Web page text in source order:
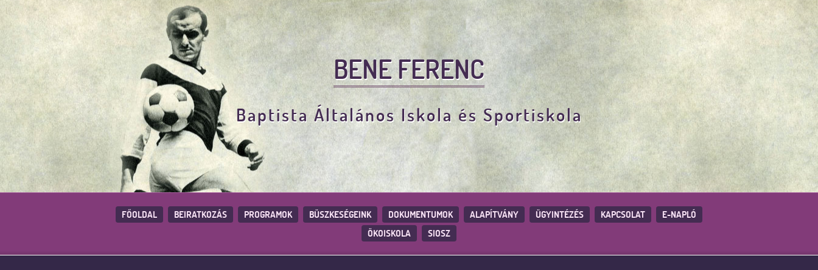
BENE FERENC
Baptista Általános Iskola és Sportiskola
FŐOLDAL BEIRATKOZÁS PROGRAMOK BÜSZKESÉGEINK DOKUMENTUMOK ALAPÍTVÁNY ÜGYINTÉZÉS KAPCSOLAT
E-NAPLÓ
ÖKOISKOLA
SIOSZ